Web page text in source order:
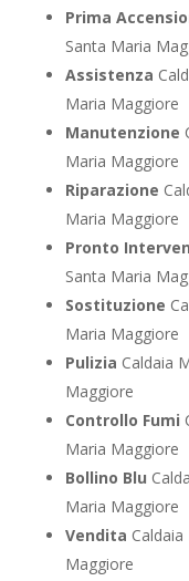
Prima
Santa Maria
Assistenza
Maria Maggiore
Manutenzione
Maria Maggiore
Riparazione
Maria Maggiore
Pronto
Santa Maria
Sostituzione
Maria Maggiore
Pulizia Caldaia
Maggiore
Controllo Fumi
Maria Maggiore
Bollino Blu
Maria Maggiore
Vendita
Maggiore